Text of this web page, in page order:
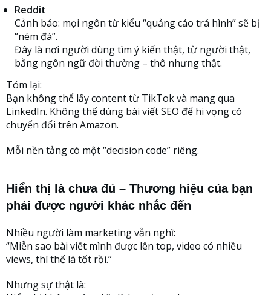
Reddit
Cảnh báo: mọi ngôn từ kiểu “quảng cáo trá hình” sẽ bị
“ném đá”.
Đây là nơi người dùng tìm ý kiến thật, từ người thật,
bằng ngôn ngữ đời thường – thô nhưng thật.
Tóm lại:
Bạn không thể lấy content từ TikTok và mang qua
LinkedIn. Không thể dùng bài viết SEO để hi vọng có
chuyển đổi trên Amazon.
Mỗi nền tảng có một “decision code” riêng.
Hiển thị là chưa đủ – Thương hiệu của bạn
phải được người khác nhắc đến
Nhiều người làm marketing vẫn nghĩ:
“Miễn sao bài viết mình được lên top, video có nhiều
views, thì thế là tốt rồi.”
Nhưng sự thật là: